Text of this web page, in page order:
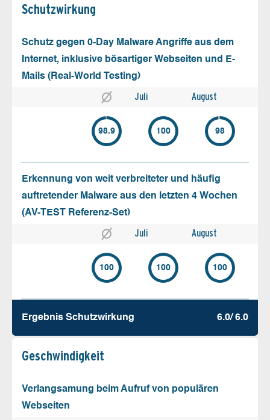
Schutz­wirkung
Schutz gegen 0-Day Malware Angriffe aus dem
Internet, inklusive bösartiger Webseiten und E-
Mails (Real-World Testing)
Juli August
98.9 100 98
Erkennung von weit verbreiteter und häufig
auftretender Malware aus den letzten 4 Wochen
(AV-TEST Referenz-Set)
Juli August
100 100 100
Ergebnis Schutz­wirkung 6.0/ 6.0
Geschw­indigkeit
Verlangsamung beim Aufruf von populären
Webseiten